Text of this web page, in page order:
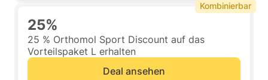
25%
25 % Orthomol Sport Discount auf das
Vorteilspaket L erhalten
Deal ansehen
Kombinierbar